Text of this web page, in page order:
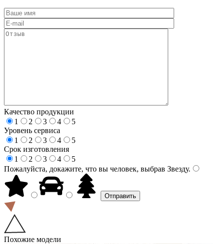
Качество продукции
1
2 3 4
5
Уровень сервиса
1
2 3 4
5
Срок изготовления
1
2 3 4
5
Пожалуйста, докажите, что вы человек, выбрав Звезду.
Похожие модели